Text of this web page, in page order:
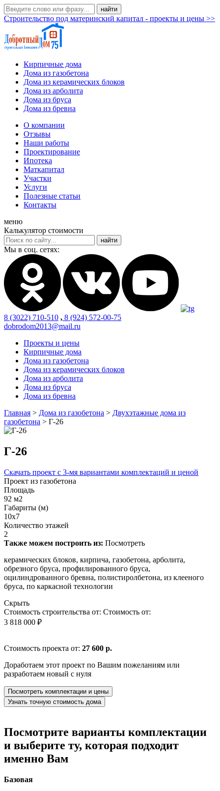
Строительство под материнский капитал - проекты и цены >>
Кирпичные дома
Дома из газобетона
Дома из керамических блоков
Дома из арболита
Дома из бруса
Дома из бревна
О компании
Отзывы
Наши работы
Проектирование
Ипотека
Маткапитал
Участки
Услуги
Полезные статьи
Контакты
меню
Калькулятор стоимости
Мы в соц. сетях:
8 (3022) 710-510 , 8 (924) 572-00-75
dobrodom2013@mail.ru
Проекты и цены
Кирпичные дома
Дома из газобетона
Дома из керамических блоков
Дома из арболита
Дома из бруса
Дома из бревна
Главная > Дома из газобетона > Двухэтажные дома из
газобетона > Г-26
Г-26
Скачать проект с 3-мя вариантами комплектаций и ценой
Проект из газобетона
Площадь
92 м2
Габариты (м)
10х7
Количество этажей
2
Также можем построить из: Посмотреть
керамических блоков, кирпича, газобетона, арболита,
обрезного бруса, профилированного бруса,
оцилиндрованного бревна, полистиролбетона, из клееного
бруса, по каркасной технологии
Скрыть
Стоимость строительства от: Стоимость от:
3 818 000 ₽
Стоимость проекта от: 27 600 р.
Доработаем этот проект по Вашим пожеланиям или
разработаем новый с нуля
Посмотреть комплектации и цены
Узнать точную стоимость дома
Посмотрите варианты комплектации
и выберите ту, которая подходит
именно Вам
Базовая